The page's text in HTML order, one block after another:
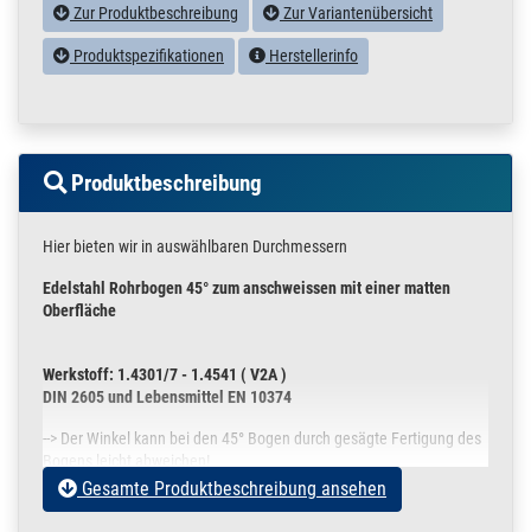
Zur Produktbeschreibung Zur Variantenübersicht
Produktspezifikationen Herstellerinfo
Produktbeschreibung
Hier bieten wir in auswählbaren Durchmessern
Edelstahl Rohrbogen 45° zum anschweissen mit einer matten
Oberfläche
Werkstoff: 1.4301/7 - 1.4541 ( V2A )
DIN 2605 und Lebensmittel EN 10374
--> Der Winkel kann bei den 45° Bogen durch gesägte Fertigung des
Bogens leicht abweichen!
Angegeben ist immer der Rohrbogen Außendurchmesser (D) und
Gesamte Produktbeschreibung ansehen